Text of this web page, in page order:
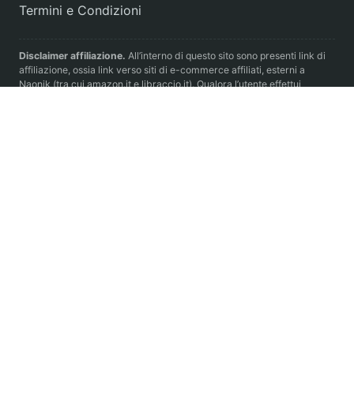
Termini e Condizioni